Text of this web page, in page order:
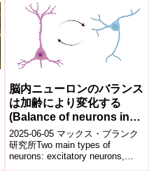
かつ...
脳内ニューロンのバランス
は加齢により変化する
(Balance of neurons in
the brain changes with
age)
2025-06-05 マックス・プランク
研究所Two main types of
neurons: excitatory neurons,
which tran...